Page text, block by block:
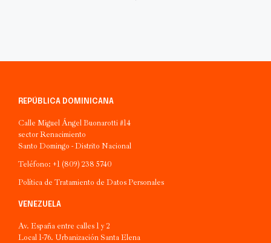
REPÚBLICA DOMINICANA
Calle Miguel Ángel Buonarotti #14
sector Renacimiento
Santo Domingo - Distrito Nacional
Teléfono: +1 (809) 238 5740
Política de Tratamiento de Datos Personales
VENEZUELA
Av. España entre calles 1 y 2
Local 1-76. Urbanización Santa Elena